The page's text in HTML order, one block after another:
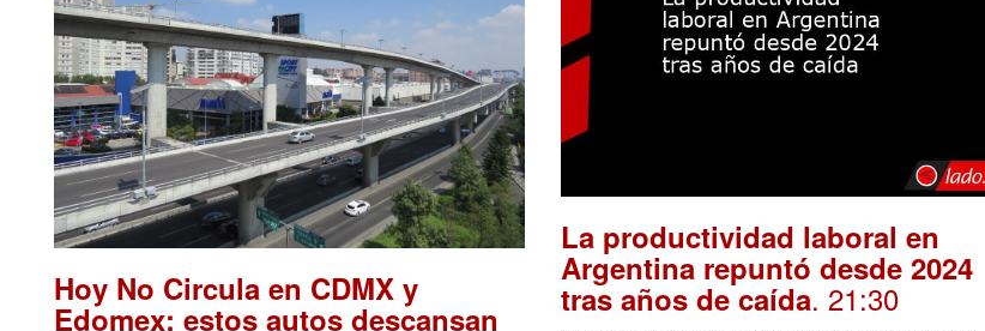
Hoy No Circula en CDMX y
Edomex: estos autos descansan
La productividad laboral en
Argentina repuntó desde 2024
tras años de caída. 21:30